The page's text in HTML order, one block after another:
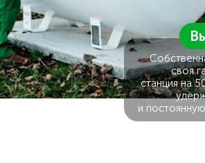
своя
станция на
и